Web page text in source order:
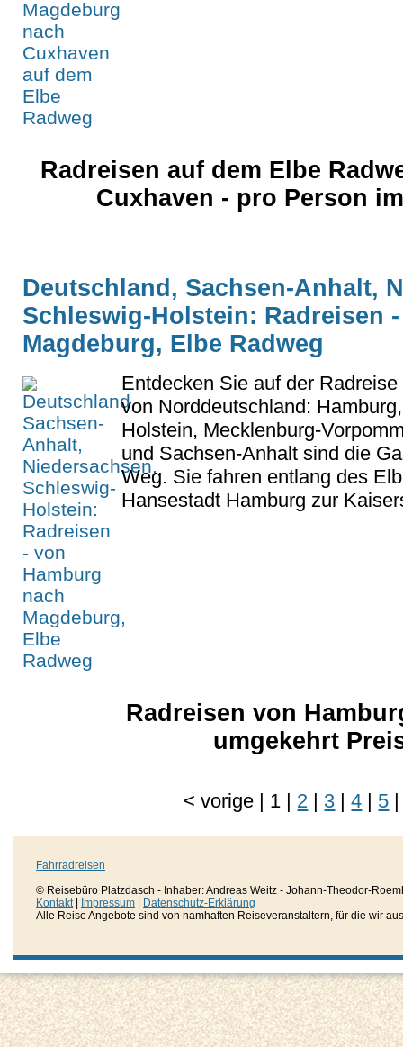
Radreisen auf dem Elbe
Cuxhaven - pro Person
Deutschland, Sachsen-Anhalt,
Schleswig-Holstein: Radreisen
Magdeburg, Elbe Radweg
Entdecken Sie auf der
von Norddeutschland:
Holstein, Mecklenburg-
und Sachsen-Anhalt sind die
Weg. Sie fahren entlang des
Hansestadt Hamburg zur
Radreisen von
umgekehrt
<vorige | 1 | 2 | 3 | 4 | 5 |
Fahrradreisen
© Reisebüro Platzdasch - Inhaber: Andreas Weitz - Johann-Theodor-
Kontakt| Impressum
Datenschutz-Erklärung
Alle Reise Angebote sind von namhaften Reiseveranstaltern, für die wir